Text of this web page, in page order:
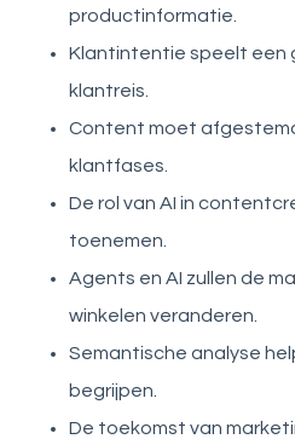
productinformatie.
Klantintentie speelt een
klantreis.
Content moet
klantfases.
De rol van AI in
toenemen.
Agents en AI zullen de
winkelen veranderen.
Semantische analyse
begrijpen.
De toekomst van